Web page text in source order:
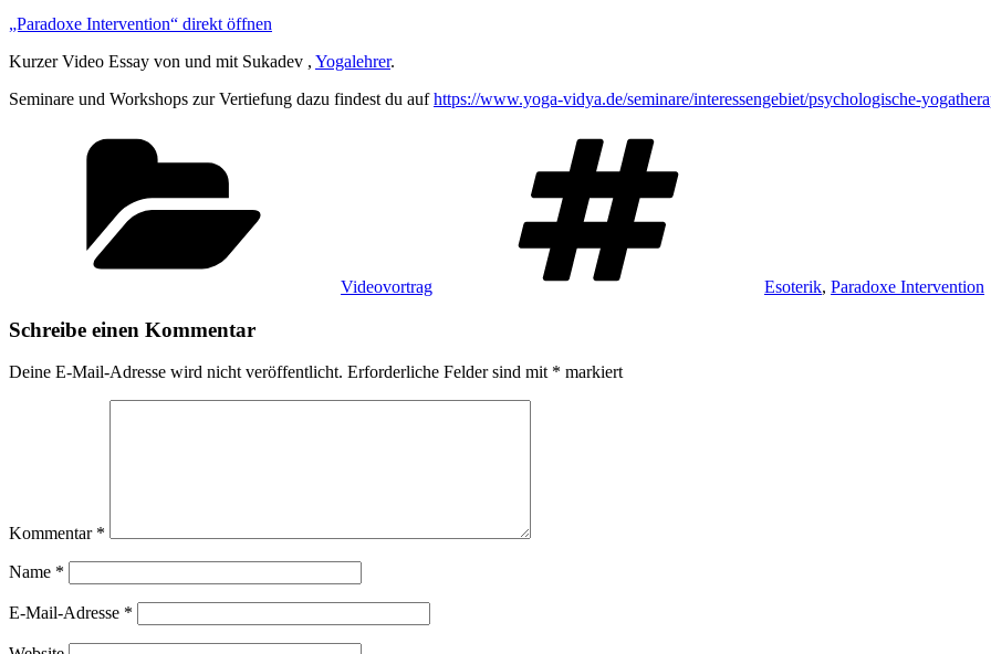
„Paradoxe Intervention“ direkt öffnen
Kurzer Video Essay von und mit Sukadev , Yogalehrer.
Seminare und Workshops zur Vertiefung dazu findest du aufhttps://www.yoga-vidya.de/seminare/interessengebiet/psychologische-
Videovortrag Esoterik, Paradoxe Intervention
Schreibe einen Kommentar
Deine E-Mail-Adresse wird nicht veröffentlicht. Erforderliche Felder sind mit * markiert
Kommentar *
Name *
E-Mail-Adresse *